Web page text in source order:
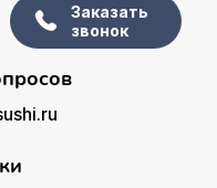
Заказать
звонок